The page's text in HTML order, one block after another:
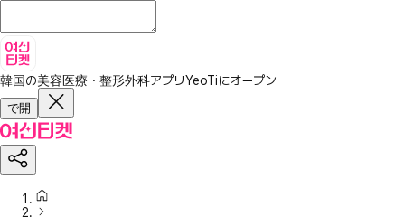
韓国の美容医療・整形外科アプリYeoTiにオープン
で開